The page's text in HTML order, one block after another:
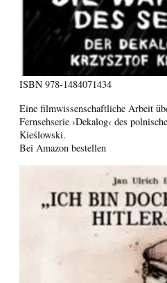
ISBN 978-1484071434
Eine filmwissenschaftliche Arbeit
Fernsehserie ›Dekalog‹ des
Kieślowski.
Bei Amazon bestellen